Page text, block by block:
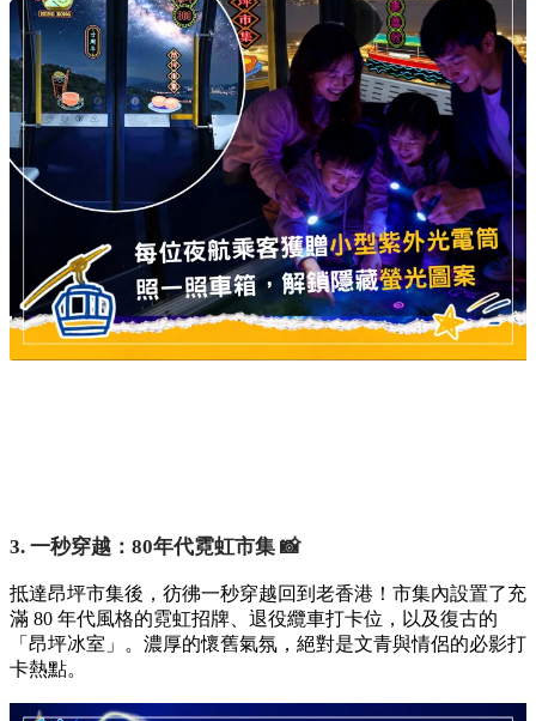
3. 一秒穿越：80年代霓虹市集 📸
抵達昂坪市集後，彷彿一秒穿越回到老香港！市集內設置了充
滿 80 年代風格的霓虹招牌、退役纜車打卡位，以及復古的
「昂坪冰室」。濃厚的懷舊氣氛，絕對是文青與情侶的必影打
卡熱點。